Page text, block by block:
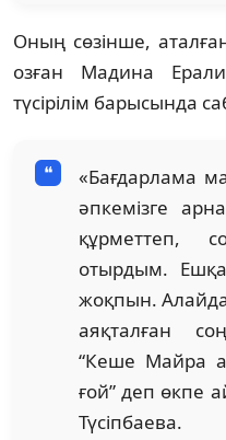
Оның сөзінше,
озған Мадина
түсірілім барысында
«Бағдарлама
әпкемізге
құрметтеп,
отырдым.
жоқпын. Алайда
аяқталған
“Кеше Майра
ғой” деп өкпе
Түсіпбаева.